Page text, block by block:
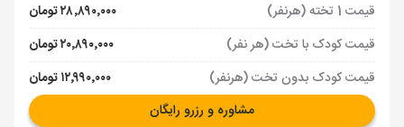
قیمت 1 تخته (هرنفر)
۲۸٬۸۹۰٬۰۰۰ تومان
قیمت کودک با تخت (هر نفر)
۲۰٬۸۹۰٬۰۰۰ تومان
قیمت کودک بدون تخت (هرنفر)
۱۲٬۹۹۰٬۰۰۰ تومان
مشاوره و رزرو رایگان